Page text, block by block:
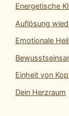
Energetische
Auflösung
Emotionale
Einheit von
Dein Herzraum